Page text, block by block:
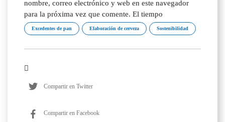
nombre, correo electrónico y web en este navegador
para la próxima vez que comente. El tiempo
Excedentes de pan Elaboración de cerveza Sostenibilidad
Compartir en Twitter
Compartir en Facebook